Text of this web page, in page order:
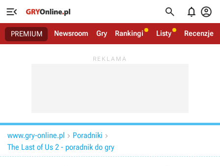
   
PREMIUM Newsroom Gry Rankingi Listy Recenzje
www.gry-online.pl  Poradniki 
The Last of Us 2 - poradnik do gry